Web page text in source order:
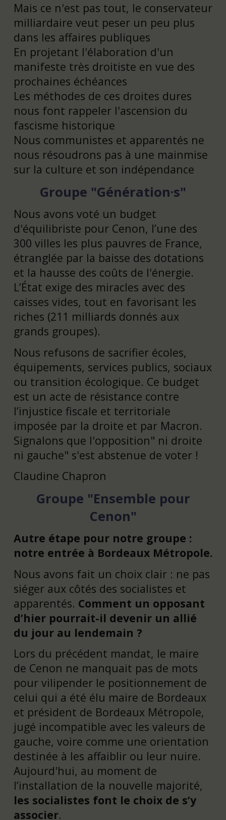
Mais ce n'est pas tout, le conservateur
milliardaire veut peser un peu plus
dans les affaires publiques
En projetant l'élaboration d'un
manifeste très droitiste en vue des
prochaines échéances
Les méthodes de ces droites dures
nous font rappeler l'ascension du
fascisme historique
Nous communistes et apparentés ne
nous résoudrons pas à une mainmise
sur la culture et son indépendance
Groupe "Génération·s"
Nous avons voté un budget
d'équilibriste pour Cenon, l’une des
300 villes les plus pauvres de France,
étranglée par la baisse des dotations
et la hausse des coûts de l'énergie.
L’État exige des miracles avec des
caisses vides, tout en favorisant les
riches (211 milliards donnés aux
grands groupes).
Nous refusons de sacrifier écoles,
équipements, services publics, sociaux
ou transition écologique. Ce budget
est un acte de résistance contre
l’injustice fiscale et territoriale
imposée par la droite et par Macron.
Signalons que l'opposition" ni droite
ni gauche" s'est abstenue de voter !
Claudine Chapron
Groupe "Ensemble pour
Cenon"
Autre étape pour notre groupe :
notre entrée à Bordeaux Métropole.
Nous avons fait un choix clair : ne pas
siéger aux côtés des socialistes et
apparentés. Comment un opposant
d’hier pourrait-il devenir un allié
du jour au lendemain ?
Lors du précédent mandat, le maire
de Cenon ne manquait pas de mots
pour vilipender le positionnement de
celui qui a été élu maire de Bordeaux
et président de Bordeaux Métropole,
jugé incompatible avec les valeurs de
gauche, voire comme une orientation
destinée à les affaiblir ou leur nuire.
Aujourd'hui, au moment de
l’installation de la nouvelle majorité,
les socialistes font le choix de s’y
associer.